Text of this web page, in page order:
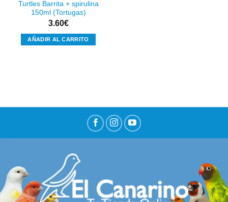
Turtles Barrita + spirulina
150ml (Tortugas)
3.60€
AÑADIR AL CARRITO